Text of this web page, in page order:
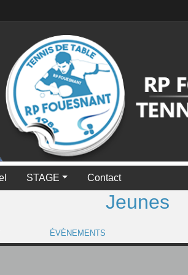
STAGE Contact
Jeunes
ÉVÈNEMENTS